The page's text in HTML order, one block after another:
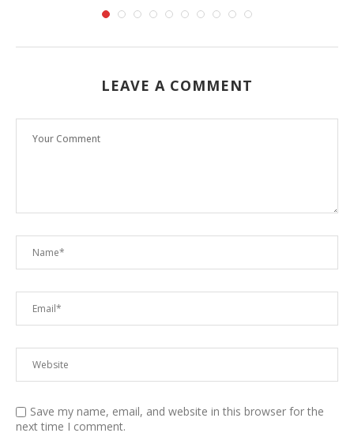
LEAVE A COMMENT
Save my name, email, and website in this browser for the
next time I comment.